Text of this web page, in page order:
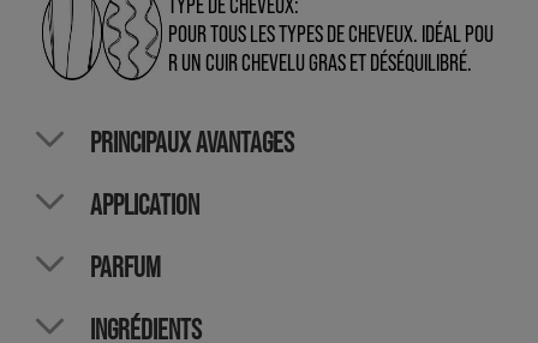
POUR TOUS LES TYPES DE CHEVEUX. IDÉAL POU
R UN CUIR CHEVELU GRAS ET DÉSÉQUILIBRÉ.
PRINCIPAUX AVANTAGES
APPLICATION
PARFUM
INGRÉDIENTS